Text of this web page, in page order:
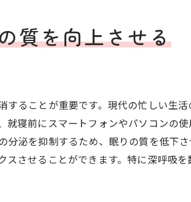
得るために日常生活の見直しを
の関係性
トナーとのコミュニケーション
たリラックス方法の発見
質を向上させる
ることが重要です。現代の忙しい生
寝前にスマートフォンやパソコンの
泌を抑制するため、眠りの質を低下
させることができます。特に深呼吸